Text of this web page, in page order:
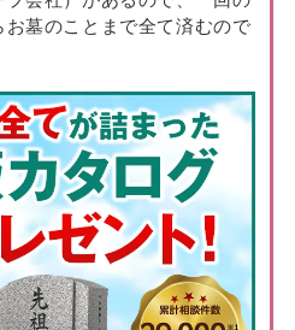
墓のことまで全て済むので